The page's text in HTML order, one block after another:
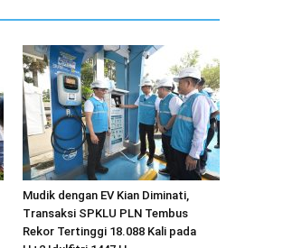
Mudik dengan EV Kian Diminati,
Transaksi SPKLU PLN Tembus
Rekor Tertinggi 18.088 Kali pada